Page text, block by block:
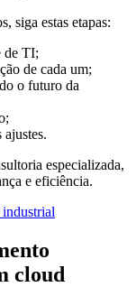
siga estas etapas:
de TI;
de cada um;
o futuro da
especializada,
e eficiência.
cloud